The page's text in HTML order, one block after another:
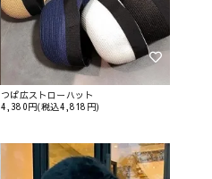
つば広ストローハット
4,380円(税込4,818円)